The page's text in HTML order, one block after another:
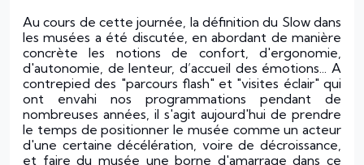
Au cours de cette journée, la définition du Slow dans
les musées a été discutée, en abordant de manière
concrète les notions de confort, d'ergonomie,
d'autonomie, de lenteur, d’accueil des émotions... A
contrepied des "parcours flash" et "visites éclair" qui
ont envahi nos programmations pendant de
nombreuses années, il s'agit aujourd'hui de prendre
le temps de positionner le musée comme un acteur
d'une certaine décélération, voire de décroissance,
et faire du musée une borne d'amarrage dans ce